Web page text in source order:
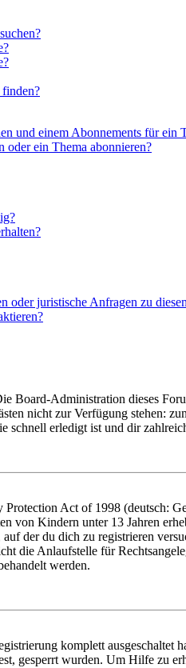
und einem Abonnements für ein
oder ein Thema abonnieren?
oder juristische Anfragen zu
Board-Administration dieses
nicht zur Verfügung stehen:
schnell erledigt ist und dir
Act of 1998 (deutsch:
von Kindern unter 13 Jahren
der du dich zu registrieren
die Anlaufstelle für
werden.
komplett ausgeschaltet
gesperrt wurden. Um Hilfe zu